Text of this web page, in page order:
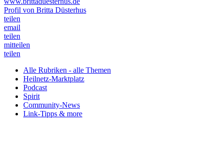
Profil von Britta Düsterhus
teilen
email
teilen
mitteilen
teilen
Alle Rubriken - alle Themen
Heilnetz-Marktplatz
Podcast
Spirit
Community-News
Link-Tipps & more